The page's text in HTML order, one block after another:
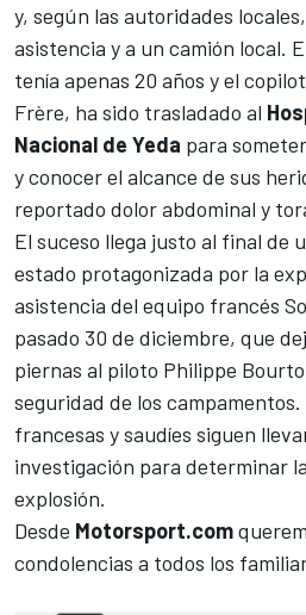
y, según las autoridades
asistencia y a un camión local.
tenía apenas 20 años y el
Frère, ha sido trasladado al
Nacional de Yeda para
y conocer el alcance de sus
reportado dolor abdominal y
El suceso llega justo al final de
estado protagonizada por la
asistencia del equipo francés
pasado 30 de diciembre, que
piernas al piloto Philippe
seguridad de los
francesas y saudíes siguen
investigación para determinar
explosión.
Desde Motorsport.com
condolencias a todos los